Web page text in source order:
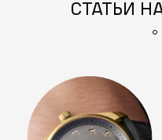
СТАТЬИ